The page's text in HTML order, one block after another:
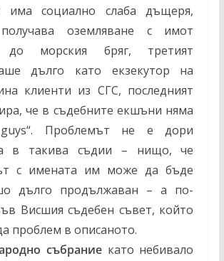
има социално слаба дъщеря,
оземляване с имот
до морския бряг, третият
дълго като екзекутор на
клиенти из СГС, последният
че в съдебните екшъни няма
Проблемът не е дори
в такива съдии – нищо, че
с имената им може да бъде
дълго продължаван – а по-
Висшия съдебен съвет, който
проблем в описаното.
събрание като небивало